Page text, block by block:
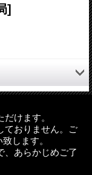
]
フォーレのレクイエ
、メロディ含めてペ
した曲集。礼拝の
けます。
ておりません。ご
します。
、あらかじめご了